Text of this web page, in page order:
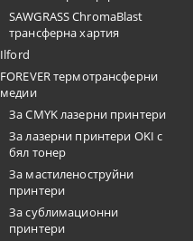
SAWGRASS ChromaBlast
трансферна хартия
Ilford
FOREVER термотрансферни
медии
За CMYK лазерни принтери
За лазерни принтери OKI с
бял тонер
За мастиленоструйни
принтери
За сублимационни
принтери